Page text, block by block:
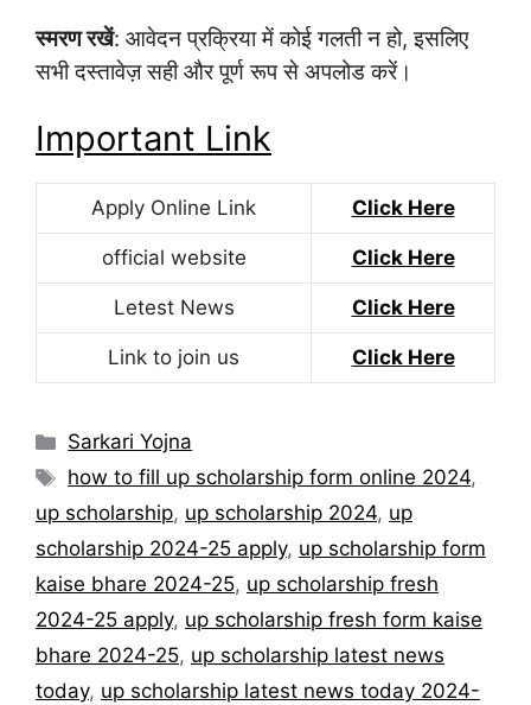
स्मरण रखें: आवेदन प्रक्रिया में कोई गलती न हो, इसलिए
सभी दस्तावेज़ सही और पूर्ण रूप से अपलोड करें।
Important Link
Apply Online Link Click Here
official website Click Here
Letest News Click Here
Link to join us Click Here
Categories
Sarkari Yojna
Tags
how to fill up scholarship form online 2024,
up scholarship, up scholarship 2024, up
scholarship 2024-25 apply, up scholarship form
kaise bhare 2024-25, up scholarship fresh
2024-25 apply, up scholarship fresh form kaise
bhare 2024-25, up scholarship latest news
today, up scholarship latest news today 2024-